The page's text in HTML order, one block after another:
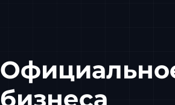
бизнеса